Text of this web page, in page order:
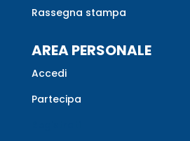
Rassegna stampa
AREA PERSONALE
Accedi
Partecipa